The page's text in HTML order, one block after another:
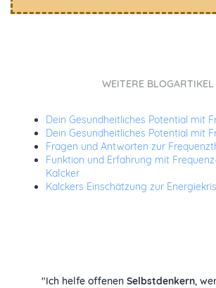
WEITERE BLOGARTIKEL
Dein Gesundheitliches Potential mit
Dein Gesundheitliches Potential mit
Fragen und Antworten zur
Funktion und Erfahrung mit
KaIcker
Kalckers Einschätzung zur
"Ich helfe offenen Selbstdenkern,